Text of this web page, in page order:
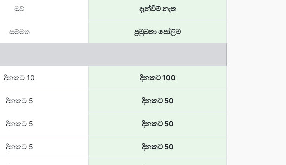
ඔව් දැන්වීම් නැත
සම්මත ප්‍රමුඛතා පෝලිම
දිනකට 10 දිනකට 100
දිනකට 5 දිනකට 50
දිනකට 5 දිනකට 50
දිනකට 5 දිනකට 50